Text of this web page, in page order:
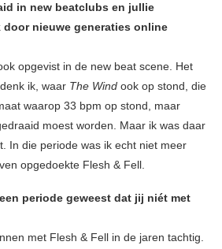
in new beatclubs en jullie
door nieuwe generaties online
opgevist in de new beat scene. Het
ik, waar The Wind ook op stond, die
waarop 33 bpm op stond, maar
moest worden. Maar ik was daar
In die periode was ik echt niet meer
opgedoekte Flesh & Fell.
periode geweest dat jij niét met
met Flesh & Fell in de jaren tachtig.